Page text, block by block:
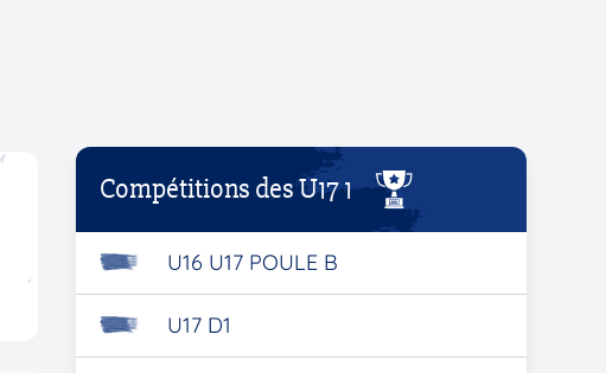
Compétitions des U17 1
U16 U17 POULE B
U17 D1